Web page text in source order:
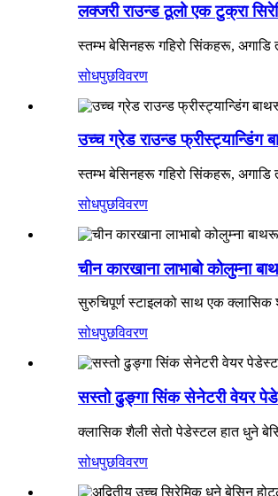
लक्जरी राउन्ड ठूलो एक टुक्रा
स्तम्भ बेसिनहरू गहिरो सिंकहरू, अगाडि
सोधपुछविवरण
उच्च ग्रेड राउन्ड फ्रीस्ट्यान्डिंग
स्तम्भ बेसिनहरू गहिरो सिंकहरू, अगाडि
सोधपुछविवरण
चीन कारखाना लाभाबो कोलुम्ना
सुरुचिपूर्ण स्टाइलको साथ एक
सोधपुछविवरण
सस्तो ढुङ्गा सिंक सेनेटरी वेयर
क्लासिक शैली सेतो पेडेस्टल हात धुने
सोधपुछविवरण